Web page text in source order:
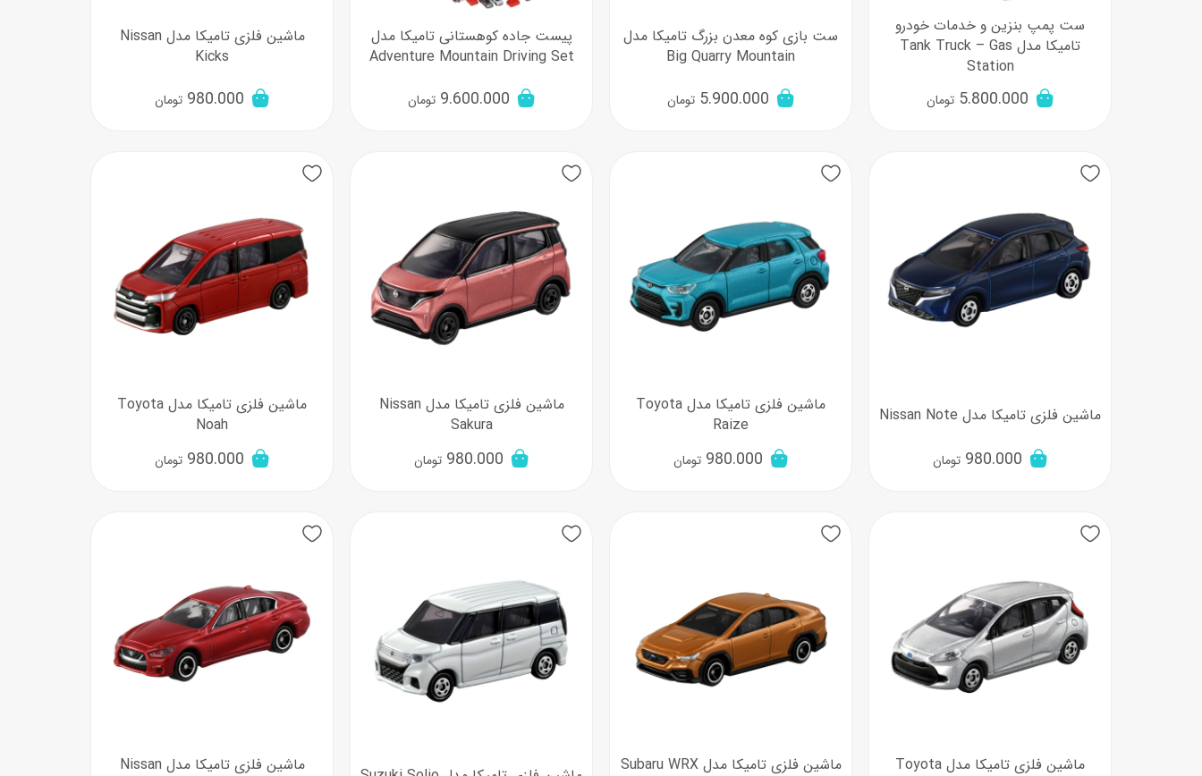
ست پمپ بنزین و خدمات خودرو
تامیکا مدل Tank Truck – Gas
Station
5.800.000 تومان
ست بازی کوه معدن بزرگ تامیکا مدل
Big Quarry Mountain
5.900.000 تومان
پیست جاده کوهستانی تامیکا مدل
Adventure Mountain Driving Set
9.600.000 تومان
ماشین فلزی تامیکا مدل Nissan
Kicks
980.000 تومان
ماشین فلزی تامیکا مدل Nissan Note
980.000 تومان
ماشین فلزی تامیکا مدل Toyota
Raize
980.000 تومان
ماشین فلزی تامیکا مدل Nissan
Sakura
980.000 تومان
ماشین فلزی تامیکا مدل Toyota
Noah
980.000 تومان
ماشین فلزی تامیکا مدل Toyota
ماشین فلزی تامیکا مدل Subaru WRX
ماشین فلزی تامیکا مدل Nissan